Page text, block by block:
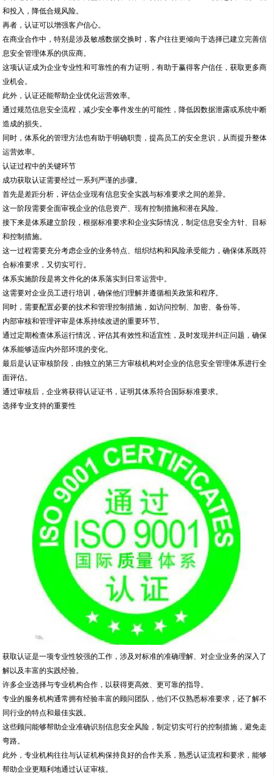
和投入，降低合规风险。
再者，认证可以增强客户信心。
在商业合作中，特别是涉及敏感数据交换时，客户往往更倾向于选择已建立完善信
息安全管理体系的供应商。
这项认证成为企业专业性和可靠性的有力证明，有助于赢得客户信任，获取更多商
业机会。
此外，认证还能帮助企业优化运营效率。
通过规范信息安全流程，减少安全事件发生的可能性，降低因数据泄露或系统中断
造成的损失。
同时，体系化的管理方法也有助于明确职责，提高员工的安全意识，从而提升整体
运营效率。
认证过程中的关键环节
成功获取认证需要经过一系列严谨的步骤。
首先是差距分析，评估企业现有信息安全实践与标准要求之间的差异。
这一阶段需要全面审视企业的信息资产、现有控制措施和潜在风险。
接下来是体系建立阶段，根据标准要求和企业实际情况，制定信息安全方针、目标
和控制措施。
这一过程需要充分考虑企业的业务特点、组织结构和风险承受能力，确保体系既符
合标准要求，又切实可行。
体系实施阶段是将文件化的体系落实到日常运营中。
这需要对企业员工进行培训，确保他们理解并遵循相关政策和程序。
同时，需要配置必要的技术和管理控制措施，如访问控制、加密、备份等。
内部审核和管理评审是体系持续改进的重要环节。
通过定期检查体系运行情况，评估其有效性和适宜性，及时发现并纠正问题，确保
体系能够适应内外部环境的变化。
最后是认证审核阶段，由独立的第三方审核机构对企业的信息安全管理体系进行全
面评估。
通过审核后，企业将获得认证证书，证明其体系符合国际标准要求。
选择专业支持的重要性
获取认证是一项专业性较强的工作，涉及对标准的准确理解、对企业业务的深入了
解以及丰富的实践经验。
许多企业选择与专业机构合作，以获得更高效、更可靠的指导。
专业的服务机构通常拥有经验丰富的顾问团队，他们不仅熟悉标准要求，还了解不
同行业的特点和最佳实践。
这些顾问能够帮助企业准确识别信息安全风险，制定切实可行的控制措施，避免走
弯路。
此外，专业机构往往与认证机构保持良好的合作关系，熟悉认证流程和要求，能够
帮助企业更顺利地通过认证审核。